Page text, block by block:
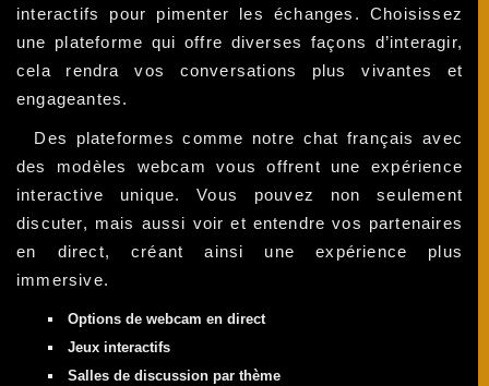
interactifs pour pimenter les échanges. Choisissez
une plateforme qui offre diverses façons d’interagir,
cela rendra vos conversations plus vivantes et
engageantes.
Des plateformes comme notre chat français avec
des modèles webcam vous offrent une expérience
interactive unique. Vous pouvez non seulement
discuter, mais aussi voir et entendre vos partenaires
en direct, créant ainsi une expérience plus
immersive.
Options de webcam en direct
Jeux interactifs
Salles de discussion par thème